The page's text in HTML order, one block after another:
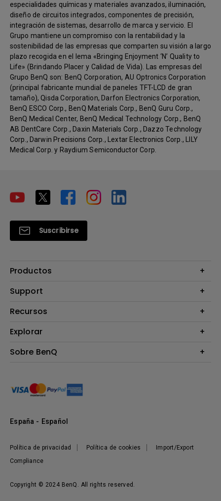
especialidades químicas y materiales avanzados, iluminación,
diseño de circuitos integrados, componentes de precisión,
integración de sistemas, desarrollo de marca y servicio. El
Grupo mantiene un compromiso con la rentabilidad y la
sostenibilidad de las empresas que comparten su visión a largo
plazo recogida en el lema «Bringing Enjoyment ‘N’ Quality to
Life» (Brindando Placer y Calidad de Vida). Las empresas del
Grupo BenQ son: BenQ Corporation, AU Optronics Corporation
(principal fabricante mundial de paneles TFT-LCD de gran
tamaño), Qisda Corporation, Darfon Electronics Corporation,
BenQ ESCO Corp., BenQ Materials Corp., BenQ Guru Corp.,
BenQ Medical Center, BenQ Medical Technology Corp., BenQ
AB DentCare Corp., Daxin Materials Corp., Dazzo Technology
Corp., Darwin Precisions Corp., Lextar Electronics Corp., LILY
Medical Corp. y Raydium Semiconductor Corp.
Suscribirse
Productos
Proyectores
Iluminación
Altavoz
Support
Contáctanos
Preguntas frecuentes sobre la tienda en línea de BenQ
Información de Devolución BenQ Shop
Recursos
Centros de información
Explorar
Embajadores de marca BenQ
Sobre BenQ
Responsabilidad social corporativa
Noticias
Copyright © 2024 BenQ. All rights reserved.
Política de privacidad Política de cookies
Import/Export
Compliance
España - Español